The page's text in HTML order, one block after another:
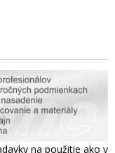
na použitie ako v